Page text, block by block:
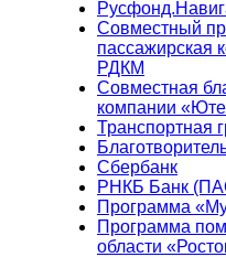
Совместный
пассажирская
РДКМ
Совместная
компании
Транспортная
Сбербанк
РНКБ Банк
Программа
Программа
области